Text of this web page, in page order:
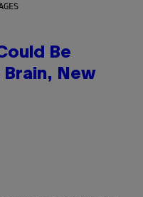
Be
Brain, New